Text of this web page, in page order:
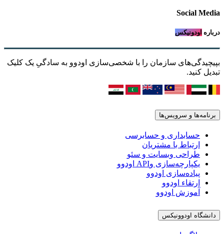
Social Media
درباره اودونیکس
بپیچیدگی‌های سازمان را با شخصی‌سازی اودوو به سادگیِ یک کلیک
تبدیل کنید.
برنامه‌ها و سرویس‌ها
حسابداری و حسابرسی
ارتباط با مشتریان
طراحی وبسایت و سئو
یکپارچه‌سازی وAPI اودوو
پیاده‌سازی اودوو
ارتقاء اودوو
آموزش اودوو
دانشگاه اودوونیکس